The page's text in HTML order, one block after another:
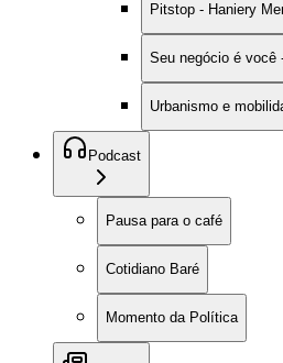
Pitstop - Haniery
Seu negócio é você
Urbanismo e
Podcast
Pausa para o café
Cotidiano Baré
Momento da Política